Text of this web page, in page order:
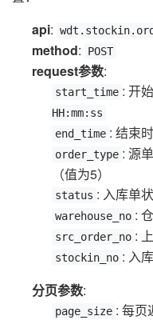
api:
method: POST
request参数:
start_time : 开
HH:mm:ss
end_time : 结束
order_type : 源
（值为5）
status : 入库单
warehouse_no :
src_order_no :
stockin_no : 入
分页参数:
page_size : 每页